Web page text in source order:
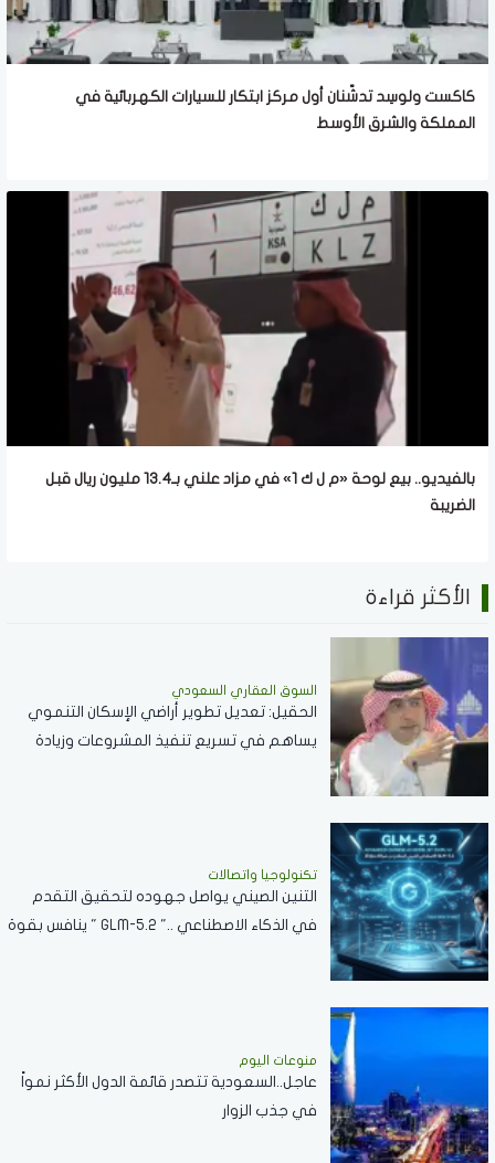
كاكست ولوسِد تدشّنان أول مركز ابتكار للسيارات الكهربائية في
المملكة والشرق الأوسط
بالفيديو.. بيع لوحة «م ل ك 1» في مزاد علني بـ13.4 مليون ريال قبل
الضريبة
الأكثر قراءة
السوق العقاري السعودي
الحقيل: تعديل تطوير أراضي الإسكان التنموي
يساهم في تسريع تنفيذ المشروعات وزيادة
تكنولوجيا واتصالات
التنين الصيني يواصل جهوده لتحقيق التقدم
في الذكاء الاصطناعي .." GLM-5.2 " ينافس بقوة
منوعات اليوم
عاجل..السعودية تتصدر قائمة الدول الأكثر نمواً
في جذب الزوار